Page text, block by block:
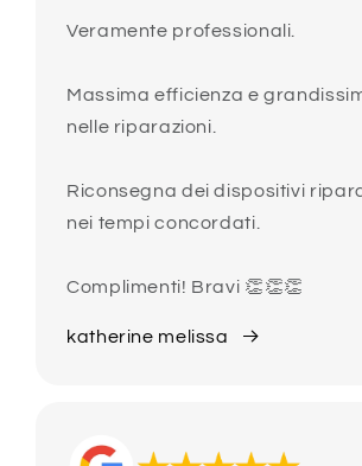
Veramente professionali.
Massima efficienza e
nelle riparazioni.
Riconsegna dei dispositivi
nei tempi concordati.
Complimenti! Bravi 👏👏👏
katherine melissa